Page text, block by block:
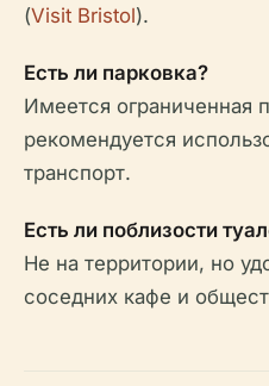
(Visit Bristol).
Есть ли парковка?
Имеется ограниченная
рекомендуется
транспорт.
Есть ли поблизости
Не на территории, но
соседних кафе и